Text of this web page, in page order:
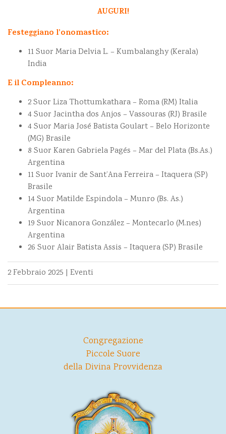
AUGURI!
Festeggiano l’onomastico:
11 Suor Maria Delvia L. – Kumbalanghy (Kerala)
India
E il Compleanno:
2 Suor Liza Thottumkathara – Roma (RM) Italia
4 Suor Jacintha dos Anjos – Vassouras (RJ) Brasile
4 Suor Maria José Batista Goulart – Belo Horizonte
(MG) Brasile
8 Suor Karen Gabriela Pagés – Mar del Plata (Bs.As.)
Argentina
11 Suor Ivanir de Sant’Ana Ferreira – Itaquera (SP)
Brasile
14 Suor Matilde Espindola – Munro (Bs. As.)
Argentina
19 Suor Nicanora González – Montecarlo (M.nes)
Argentina
26 Suor Alair Batista Assis – Itaquera (SP) Brasile
2 Febbraio 2025 | Eventi
Congregazione
Piccole Suore
della Divina Provvidenza